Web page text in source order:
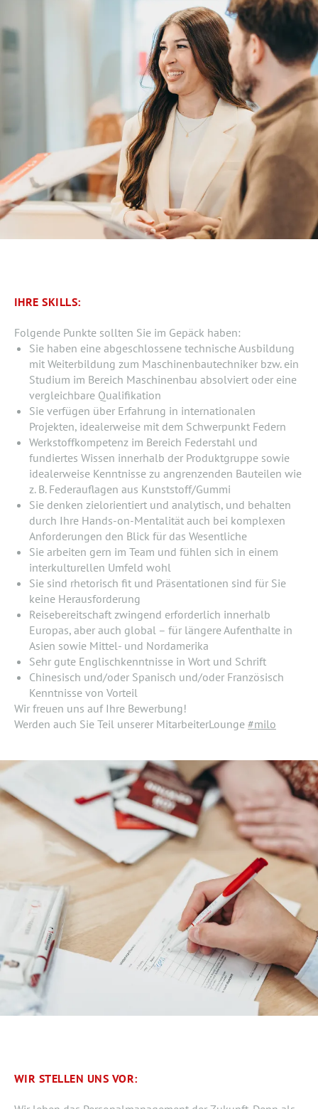
IHRE SKILLS:
Folgende Punkte sollten Sie im Gepäck haben:
Sie haben eine abgeschlossene technische Ausbildung
mit Weiterbildung zum Maschinenbautechniker bzw. ein
Studium im Bereich Maschinenbau absolviert oder eine
vergleichbare Qualifikation
Sie verfügen über Erfahrung in internationalen
Projekten, idealerweise mit dem Schwerpunkt Federn
Werkstoffkompetenz im Bereich Federstahl und
fundiertes Wissen innerhalb der Produktgruppe sowie
idealerweise Kenntnisse zu angrenzenden Bauteilen wie
z. B. Federauflagen aus Kunststoff/Gummi
Sie denken zielorientiert und analytisch, und behalten
durch Ihre Hands-on-Mentalität auch bei komplexen
Anforderungen den Blick für das Wesentliche
Sie arbeiten gern im Team und fühlen sich in einem
interkulturellen Umfeld wohl
Sie sind rhetorisch fit und Präsentationen sind für Sie
keine Herausforderung
Reisebereitschaft zwingend erforderlich innerhalb
Europas, aber auch global – für längere Aufenthalte in
Asien sowie Mittel- und Nordamerika
Sehr gute Englischkenntnisse in Wort und Schrift
Chinesisch und/oder Spanisch und/oder Französisch
Kenntnisse von Vorteil
Wir freuen uns auf Ihre Bewerbung!
Werden auch Sie Teil unserer MitarbeiterLounge #milo
WIR STELLEN UNS VOR: